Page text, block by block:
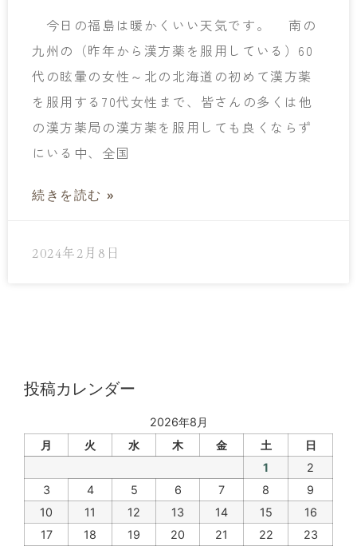
今日の福島は暖かくいい天気です。 南の
九州の（昨年から漢方薬を服用している）60
代の眩暈の女性～北の北海道の初めて漢方薬
を服用する70代女性まで、皆さんの多くは他
の漢方薬局の漢方薬を服用しても良くならず
にいる中、全国
続きを読む »
2024年2月8日
投稿カレンダー
2026年8月
月
火 水 木 金 土
日
1
2
3
4 5 6 7 8
9
10
11 12 13 14 15
16
17
18 19 20 21 22 23